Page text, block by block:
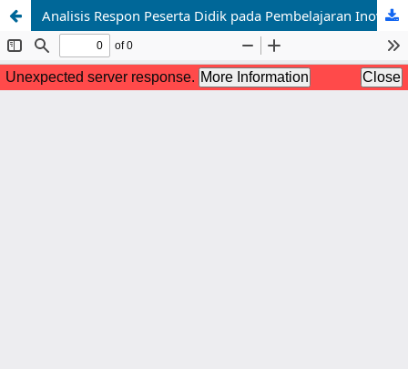
Analisis Respon Peserta Didik pada Pembelajaran Inovasi Teknologi Biologi Melalui Model Discovery Based Unity of Science (DBUS) Berbantu Liveworksheet